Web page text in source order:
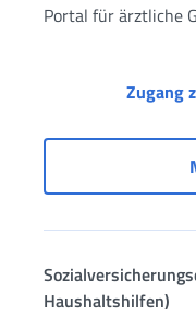
Portal für ärztliche
Zugang
Haushaltshilfen)